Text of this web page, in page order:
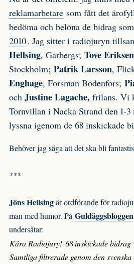
reklamarbetare som fått det
bedöma och belöna de bidrag
2010. Jag sitter i radiojuryn
Hellsing, Garbergs; Tove
Stockholm; Patrik Larsson,
Enghage, Forsman Bodenfors;
och Justine Lagache, frilans. Vi
Tornvillan i Nacka Strand den 1-
lyssna igenom de 68 inskickade
Behöver jag säga att det ska bli
***
Jöns Hellsingär ordförande för
man med humor. På Guldäggsbloggen
undersåtar:
Kära Radiojury! 68 inskickade bidrag
Samtliga filtrerade genom den svenska